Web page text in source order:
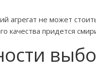
агрегат не может
качества придется